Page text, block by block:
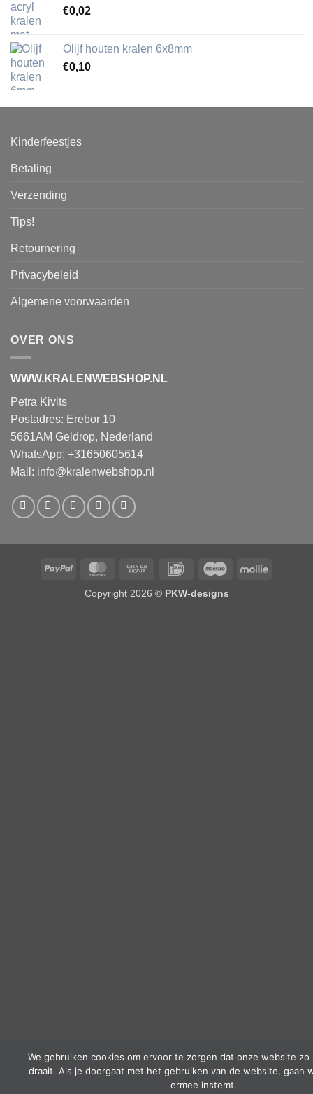
€0,02
Olijf houten kralen 6x8mm
€0,10
Kinderfeestjes
Betaling
Verzending
Tips!
Retournering
Privacybeleid
Algemene voorwaarden
OVER ONS
WWW.KRALENWEBSHOP.NL
Petra Kivits
Postadres: Erebor 10
5661AM Geldrop, Nederland
WhatsApp: +31650605614
Mail: info@kralenwebshop.nl
PayPal MasterCardCash
Pickup
IDeal Maestro Mollie
Copyright 2026 © PKW-designs
We gebruiken cookies om ervoor te zorgen dat onze website zo
draait. Als je doorgaat met het gebruiken van de website, gaan
ermee instemt.